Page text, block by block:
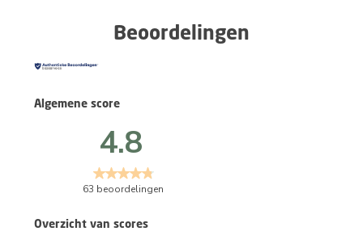
Beoordelingen
Overzicht van scores
Algemene score
4.8
63 beoordelingen